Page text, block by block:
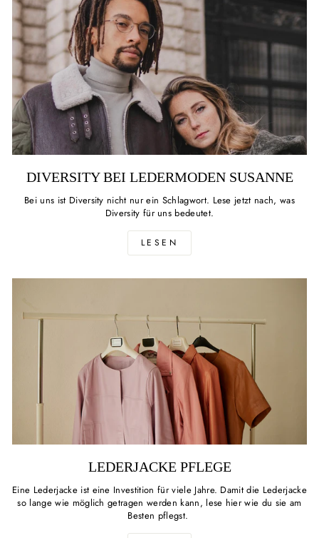
DIVERSITY BEI LEDERMODEN SUSANNE
Bei uns ist Diversity nicht nur ein Schlagwort. Lese jetzt nach, was
Diversity für uns bedeutet.
LESEN
LEDERJACKE PFLEGE
Eine Lederjacke ist eine Investition für viele Jahre. Damit die Lederjacke
so lange wie möglich getragen werden kann, lese hier wie du sie am
Besten pflegst.